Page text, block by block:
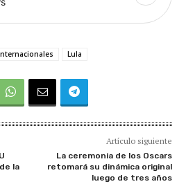
Lula
la
Artículo siguiente
La ceremonia de los Oscars
retomará su dinámica original
luego de tres años